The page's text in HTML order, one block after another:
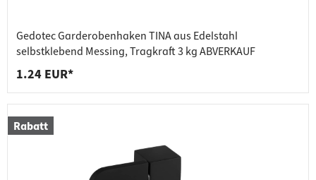
Gedotec Garderobenhaken TINA aus Edelstahl
selbstklebend Messing, Tragkraft 3 kg ABVERKAUF
1.24 EUR*
Rabatt